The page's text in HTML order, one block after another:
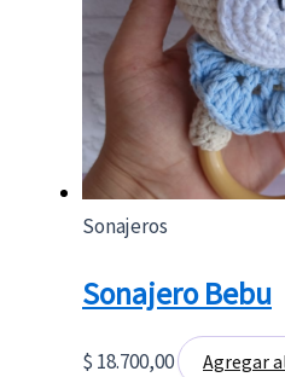
Sonajeros
Sonajero Bebu
$ 18.700,00 Agregar